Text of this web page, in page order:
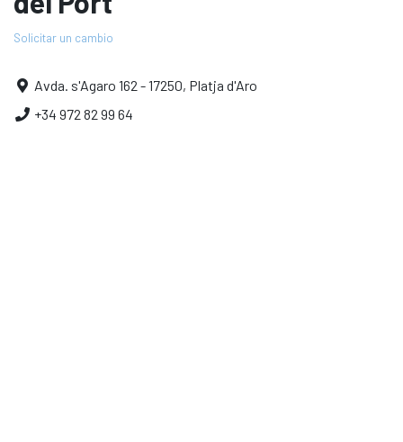
Solicitar un cambio
Avda. s'Agaro 162 - 17250, Platja d'Aro
+34 972 82 99 64